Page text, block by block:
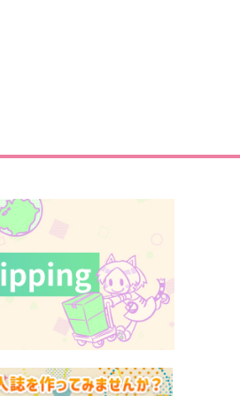
こた屋
944
セノ×ティナリ
サンプル 作品詳細